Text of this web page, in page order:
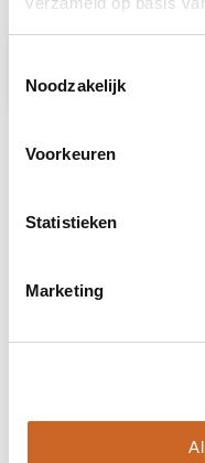
Noodzakelijk
Voorkeuren
Statistieken
Marketing